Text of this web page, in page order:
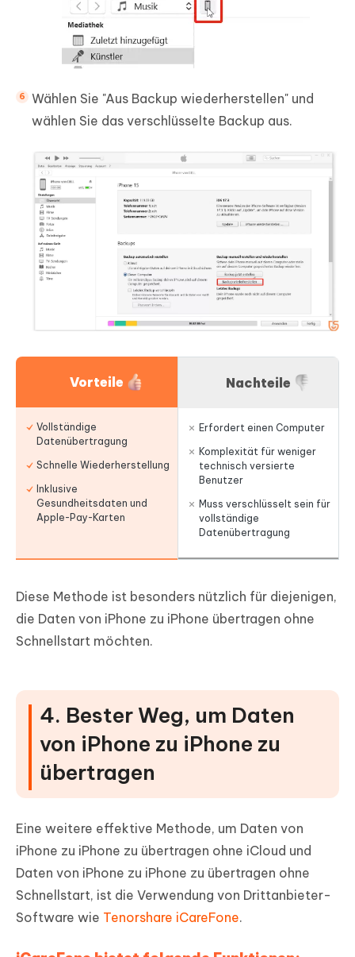
Wählen Sie "Aus Backup wiederherstellen" und
wählen Sie das verschlüsselte Backup aus.
Vorteile
Vollständige
Datenübertragung
Schnelle Wiederherstellung
Inklusive
Gesundheitsdaten und
Apple-Pay-Karten
Nachteile
Erfordert einen Computer
Komplexität für weniger
technisch versierte
Benutzer
Muss verschlüsselt sein für
vollständige
Datenübertragung
Diese Methode ist besonders nützlich für diejenigen,
die Daten von iPhone zu iPhone übertragen ohne
Schnellstart möchten.
4. Bester Weg, um Daten
von iPhone zu iPhone zu
übertragen
Eine weitere effektive Methode, um Daten von
iPhone zu iPhone zu übertragen ohne iCloud und
Daten von iPhone zu iPhone zu übertragen ohne
Schnellstart, ist die Verwendung von Drittanbieter-
Software wie Tenorshare iCareFone.